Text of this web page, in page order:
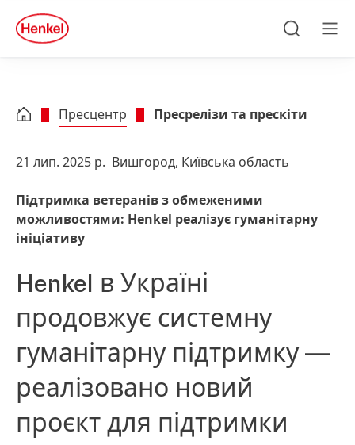
Skip to footer
quick
search
Пресцентр Пресрелізи та прескіти
21 лип. 2025 р. Вишгород, Київська область
Підтримка ветеранів з обмеженими
можливостями: Henkel реалізує гуманітарну
ініціативу
Henkel в Україні
продовжує системну
гуманітарну підтримку —
реалізовано новий
проєкт для підтримки